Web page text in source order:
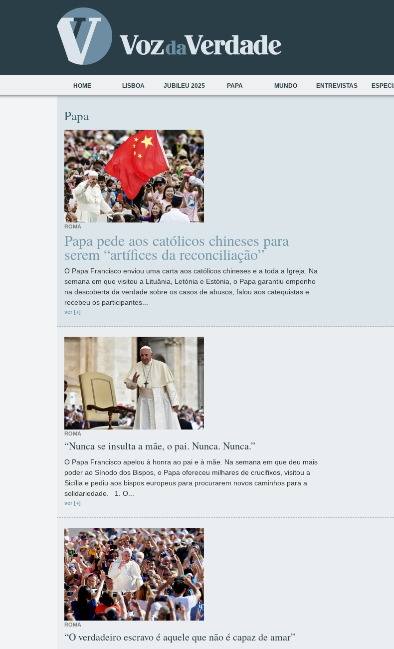
HOME LISBOA JUBILEU 2025 PAPA MUNDO ENTREVISTAS
Papa
ROMA
Papa pede aos católicos chineses para
serem “artífices da reconciliação”
O Papa Francisco enviou uma carta aos católicos chineses e a toda a Igreja. Na
semana em que visitou a Lituânia, Letónia e Estónia, o Papa garantiu empenho
na descoberta da verdade sobre os casos de abusos, falou aos catequistas e
recebeu os participantes...
ver [+]
ROMA
“Nunca se insulta a mãe, o pai. Nunca. Nunca.”
O Papa Francisco apelou à honra ao pai e à mãe. Na semana em que deu mais
poder ao Sínodo dos Bispos, o Papa ofereceu milhares de crucifixos, visitou a
Sicília e pediu aos bispos europeus para procurarem novos caminhos para a
solidariedade. 1. O...
ver [+]
ROMA
“O verdadeiro escravo é aquele que não é capaz de amar”